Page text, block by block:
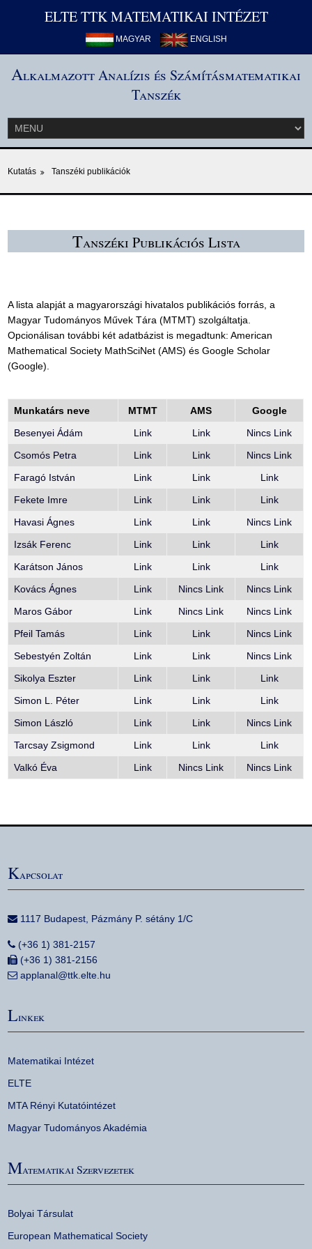
ELTE TTK MATEMATIKAI INTÉZET
MAGYAR ENGLISH
Alkalmazott Analízis és Számításmatematikai
Tanszék
Kutatás Tanszéki publikációk
Tanszéki Publikációs Lista
A lista alapját a magyarországi hivatalos publikációs forrás, a
Magyar Tudományos Művek Tára (MTMT) szolgáltatja.
Opcionálisan további két adatbázist is megadtunk: American
Mathematical Society MathSciNet (AMS) és Google Scholar
(Google).
Munkatárs neve MTMT AMS
Google
Besenyei Ádám
Link Link
Nincs Link
Csomós Petra
Link Link
Nincs Link
Faragó István
Link Link
Link
Fekete Imre
Link Link
Link
Havasi Ágnes
Link Link
Nincs Link
Izsák Ferenc
Link Link
Link
Karátson János
Link Link
Link
Kovács Ágnes
Link Nincs Link
Nincs Link
Maros Gábor
Link Nincs Link
Nincs Link
Pfeil Tamás
Link Link
Nincs Link
Sebestyén Zoltán
Link Link
Nincs Link
Sikolya Eszter
Link Link
Link
Simon L. Péter
Link Link
Link
Simon László
Link Link
Nincs Link
Tarcsay Zsigmond
Link Link
Link
Valkó Éva
Link Nincs Link Nincs Link
Kapcsolat
1117 Budapest, Pázmány P. sétány 1/C
(+36 1) 381-2157
(+36 1) 381-2156
applanal@ttk.elte.hu
Linkek
Matematikai Intézet
ELTE
MTA Rényi Kutatóintézet
Magyar Tudományos Akadémia
Matematikai Szervezetek
Bolyai Társulat
European Mathematical Society